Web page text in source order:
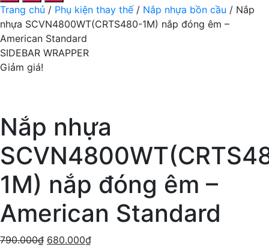
Trang chủ / Phụ kiện thay thế/ Nắp nhựa bồn cầu / Nắp
nhựa SCVN4800WT(CRTS480-1M) nắp đóng êm –
American Standard
SIDEBAR WRAPPER
Giảm giá!
Nắp nhựa
1M) nắp đóng êm –
American Standard
790.000₫ 680.000₫